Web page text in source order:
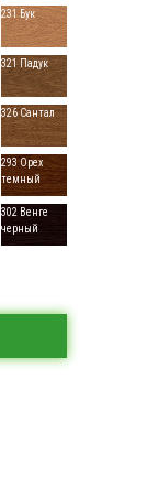
231 Бук
321 Падук
326 Сантал
293 Орех
темный
302 Венге
черный